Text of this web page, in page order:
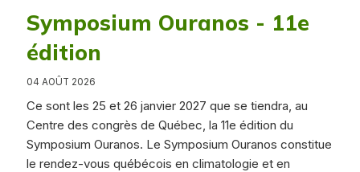
Symposium Ouranos - 11e
édition
04 AOÛT 2026
Ce sont les 25 et 26 janvier 2027 que se tiendra, au
Centre des congrès de Québec, la 11e édition du
Symposium Ouranos. Le Symposium Ouranos constitue
le rendez-vous québécois en climatologie et en